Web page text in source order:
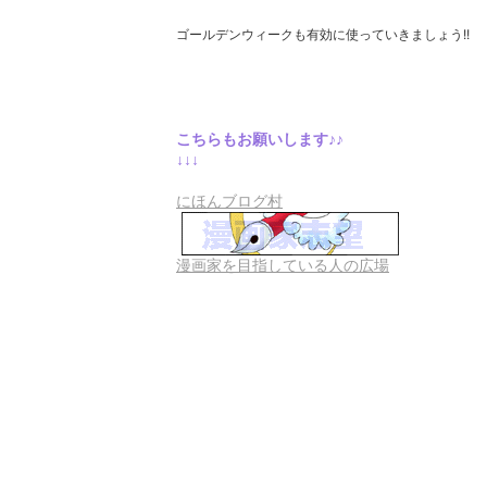
ゴールデンウィークも有効に使っていきましょう!!
こちらもお願いします♪♪
↓↓↓
にほんブログ村
漫画家を目指している人の広場